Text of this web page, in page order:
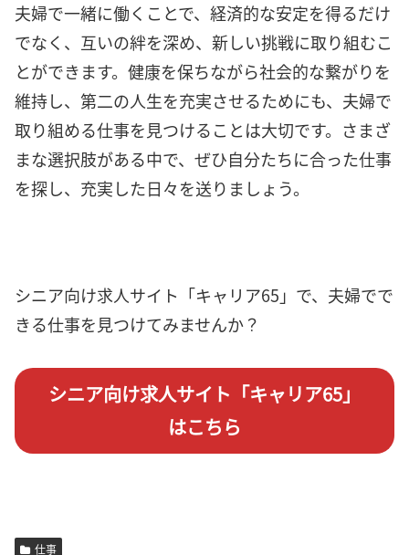
夫婦で一緒に働くことで、経済的な安定を得るだけ
でなく、互いの絆を深め、新しい挑戦に取り組むこ
とができます。健康を保ちながら社会的な繋がりを
維持し、第二の人生を充実させるためにも、夫婦で
取り組める仕事を見つけることは大切です。さまざ
まな選択肢がある中で、ぜひ自分たちに合った仕事
を探し、充実した日々を送りましょう。
シニア向け求人サイト「キャリア65」で、夫婦でで
きる仕事を見つけてみませんか？
シニア向け求人サイト「キャリア65」
はこちら
仕事